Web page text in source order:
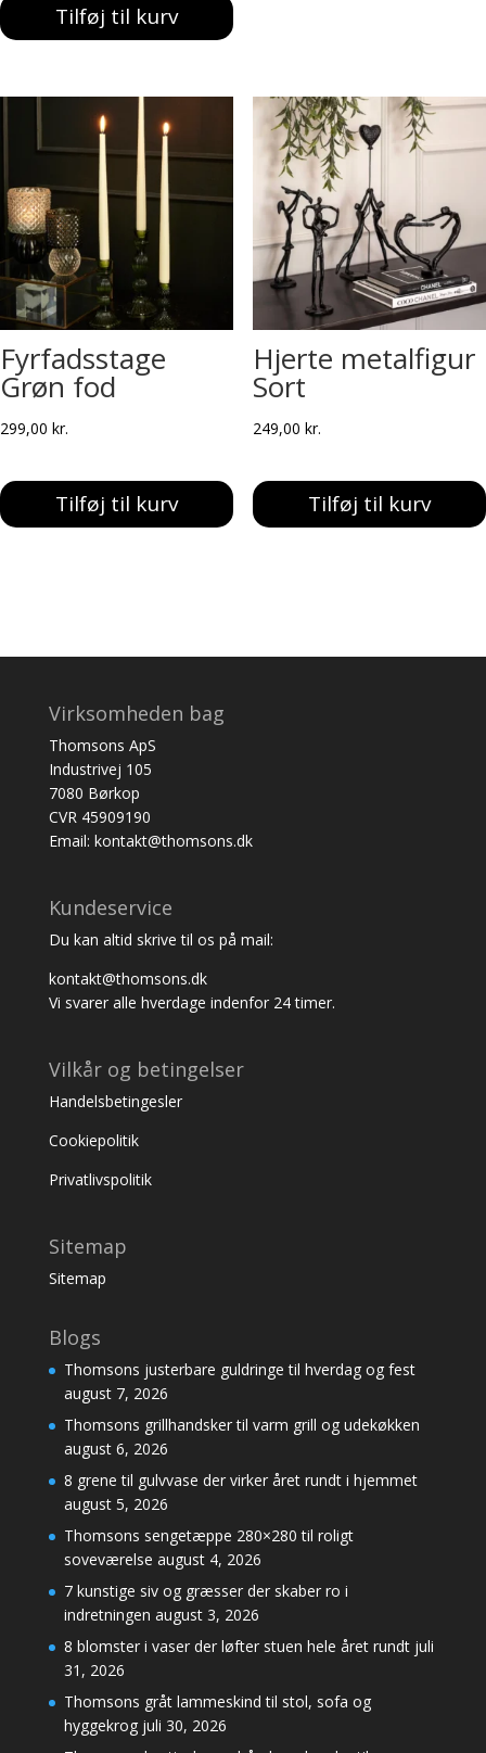
Tilføj til kurv
Fyrfadsstage
Grøn fod
299,00 kr.
Tilføj til kurv
Hjerte metalfigur
Sort
249,00 kr.
Tilføj til kurv
Virksomheden bag
Thomsons ApS
Industrivej 105
7080 Børkop
CVR 45909190
Email: kontakt@thomsons.dk
Kundeservice
Du kan altid skrive til os på mail:
kontakt@thomsons.dk
Vi svarer alle hverdage indenfor 24 timer.
Vilkår og betingelser
Handelsbetingesler
Cookiepolitik
Privatlivspolitik
Sitemap
Sitemap
Blogs
Thomsons justerbare guldringe til hverdag og fest
august 7, 2026
Thomsons grillhandsker til varm grill og udekøkken
august 6, 2026
8 grene til gulvvase der virker året rundt i hjemmet
august 5, 2026
Thomsons sengetæppe 280×280 til roligt
soveværelse august 4, 2026
7 kunstige siv og græsser der skaber ro i
indretningen august 3, 2026
8 blomster i vaser der løfter stuen hele året rundt juli
31, 2026
Thomsons gråt lammeskind til stol, sofa og
hyggekrog juli 30, 2026